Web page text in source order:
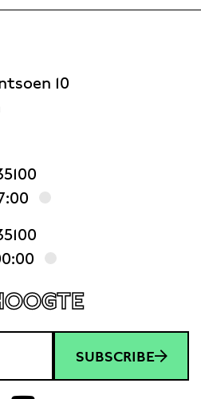
10
SUBSCRIBE